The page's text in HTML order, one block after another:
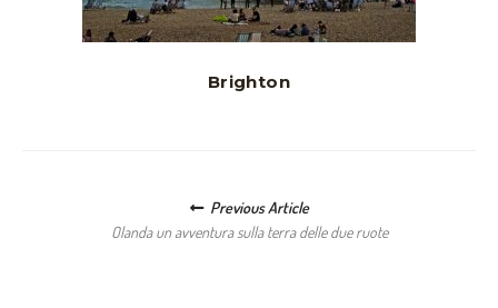
Brighton
Previous Article
Olanda un avventura sulla terra delle due ruote